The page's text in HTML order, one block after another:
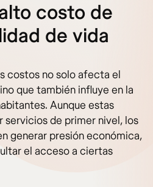
costo de
de vida
costos no solo afecta el
que también influye en la
Aunque estas
servicios de primer nivel, los
generar presión económica,
el acceso a ciertas